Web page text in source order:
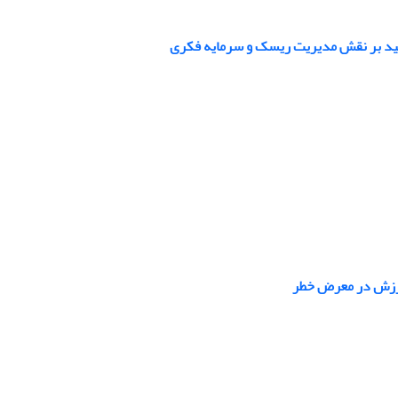
بر نقش مدیریت ریسک و سرمایه فکری
در معرض خطر